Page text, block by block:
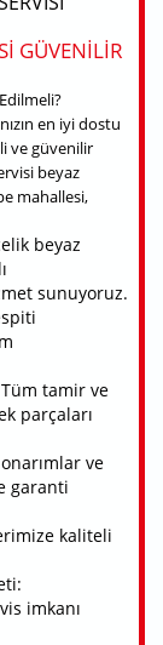
GÜVENILIR
en iyi dostu
ve güvenilir
beyaz
mahallesi,
beyaz
sunuyoruz.
tamir ve
parçaları
ve
garanti
kaliteli
imkanı